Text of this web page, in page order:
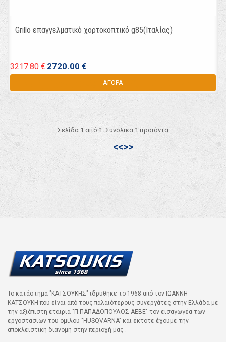
Grillo επαγγελματικό χορτοκοπτικό g85(Ιταλίας)
3217.80 € 2720.00 €
ΑΓΟΡΑ
Σελίδα 1 από 1. Συνολικα 1 προιόντα
<<>>
Το κατάστημα "ΚΑΤΣΟΥΚΗΣ" ιδρύθηκε το 1968 από τον ΙΩΑΝΝΗ
ΚΑΤΣΟΥΚΗ που είναι από τους παλαιότερους συνεργάτες στην Ελλάδα με
την αξιόπιστη εταιρία "Π.ΠΑΠΑΔΟΠΟΥΛΟΣ ΑΕΒΕ" τον εισαγωγέα των
εργοστασίων του ομίλου "HUSQVARNA" και έκτοτε έχουμε την
αποκλειστική διανομή στην περιοχή μας .